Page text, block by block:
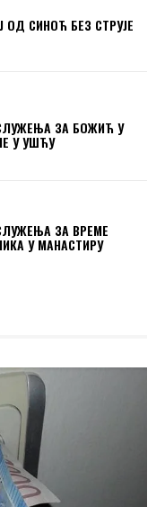
ОД СИНОЋ БЕЗ СТРУЈЕ
ЗА БОЖИЋ У
У УШЋУ
ЗА ВРЕМЕ
У МАНАСТИРУ